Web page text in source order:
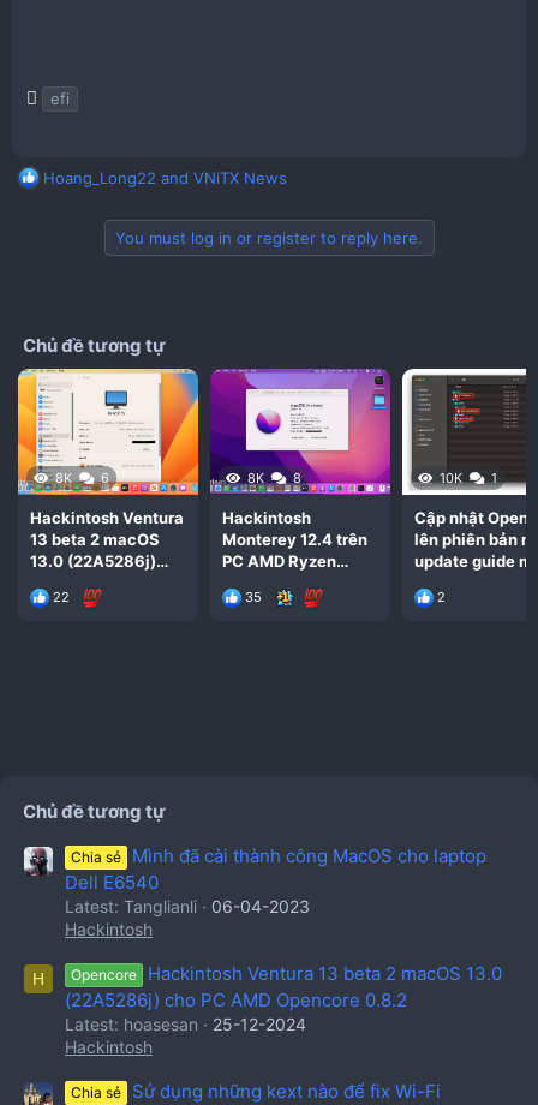
T
s
efi
R
s
:
Hoang_Long22 and VNiTX News
You must log in or register to reply here.
Chủ đề tương tự
8K 6
Hackintosh Ventura
13 beta 2 macOS
13.0 (22A5286j)
Opencore 0.8.2
22
8K 8
Hackintosh
Monterey 12.4 trên
PC AMD Ryzen
0.8.1
35
10K 1
Cập nhật
lên phiên bản
update guide
làm2
Chủ đề tương tự
Chia sẻ
Mình đã cài thành công MacOS cho laptop
Dell E6540
Latest: Tanglianli
06-04-2023
Hackintosh
H Opencore
Hackintosh Ventura 13 beta 2 macOS 13.0
(22A5286j) cho PC AMD Opencore 0.8.2
Latest: hoasesan
25-12-2024
Hackintosh
Chia sẻ
Sử dụng những kext nào để fix Wi-Fi